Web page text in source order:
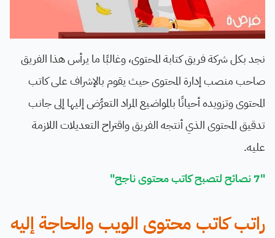
نجد بكل شركة فريق كتابة المحتوى، وغالبًا ما يرأس هذا الفريق
صاحب منصب إدارة المحتوى حيث يقوم بالإشراف على كاتب
المحتوى وتزويده أحيانًا بالمواضيع المراد التعرُّض إليها إلى جانب
تدقيق المحتوى الذي أنتجه الفريق واقتراح التعديلات اللازمة
عليه.
"7 نصائح لتصبح كاتب محتوى ناجح"
راتب كاتب محتوى الويب والحاجة إليه